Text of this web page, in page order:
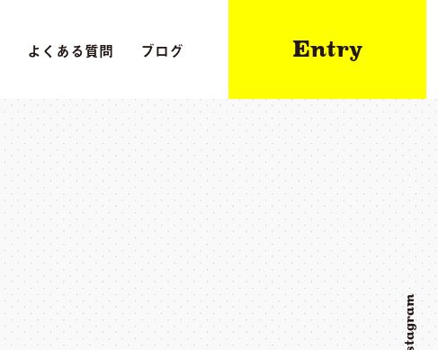
よくある質問 ブログ Entry
Instagram